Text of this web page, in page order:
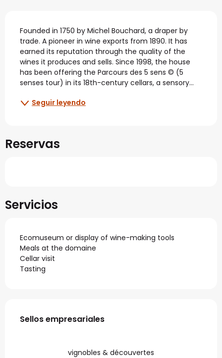
Descripción
Founded in 1750 by Michel Bouchard, a draper by
trade. A pioneer in wine exports from 1890. It has
earned its reputation through the quality of the
wines it produces and sells. Since 1998, the house
has been offering the Parcours des 5 sens © (5
senses tour) in its 18th-century cellars, a sensory...
Seguir leyendo
Reservas
Servicios
Ecomuseum or display of wine-making tools
Meals at the domaine
Cellar visit
Tasting
Oferta de prestaciones
Sellos empresariales
Sellos empresariales
vignobles & découvertes